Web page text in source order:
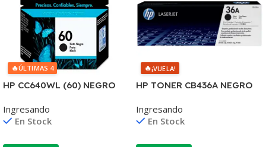
🔥ÚLTIMAS 4
HP CC640WL (60) NEGRO
F4580/F4280/F4480/D110
Ingresando
En Stock
🔥¡VUELA!
HP TONER CB436A NEGRO
2.000 COPIAS
Ingresando
En Stock